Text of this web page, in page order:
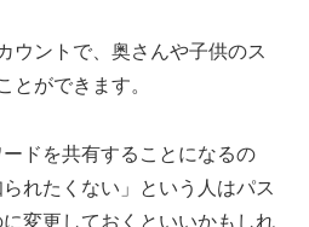
ウントで、奥さんや子供のス
とができます。
ドを共有することになるの
れたくない」という人はパス
変更しておくといいかもしれ